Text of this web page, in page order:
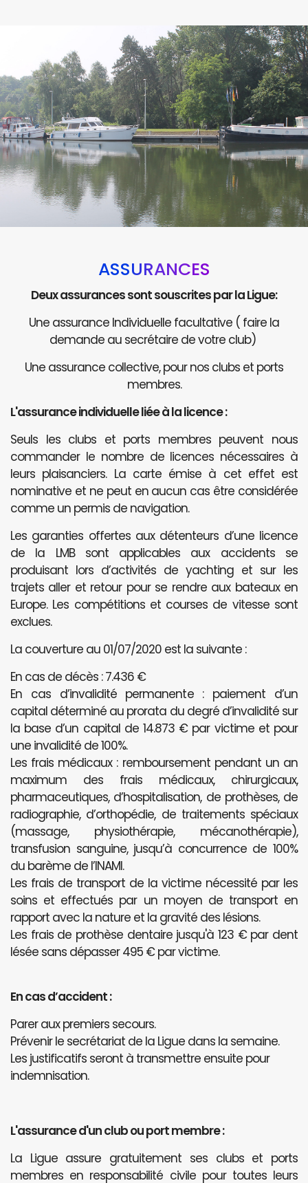
ASSURANCES
Deux assurances sont souscrites par la Ligue:
Une assurance Individuelle facultative ( faire la
demande au secrétaire de votre club)
Une assurance collective, pour nos clubs et ports
membres.
L'assurance individuelle liée à la licence :
Seuls les clubs et ports membres peuvent nous
commander le nombre de licences nécessaires à
leurs plaisanciers. La carte émise à cet effet est
nominative et ne peut en aucun cas être considérée
comme un permis de navigation.
Les garanties offertes aux détenteurs d’une licence
de la LMB sont applicables aux accidents se
produisant lors d’activités de yachting et sur les
trajets aller et retour pour se rendre aux bateaux en
Europe. Les compétitions et courses de vitesse sont
exclues.
La couverture au 01/07/2020 est la suivante :
En cas de décès : 7.436 €
En cas d’invalidité permanente : paiement d’un
capital déterminé au prorata du degré d’invalidité sur
la base d’un capital de 14.873 € par victime et pour
une invalidité de 100%.
Les frais médicaux : remboursement pendant un an
maximum des frais médicaux, chirurgicaux,
pharmaceutiques, d’hospitalisation, de prothèses, de
radiographie, d’orthopédie, de traitements spéciaux
(massage, physiothérapie, mécanothérapie),
transfusion sanguine, jusqu’à concurrence de 100%
du barème de l’INAMI.
Les frais de transport de la victime nécessité par les
soins et effectués par un moyen de transport en
rapport avec la nature et la gravité des lésions.
Les frais de prothèse dentaire jusqu'à 123 € par dent
lésée sans dépasser 495 € par victime.
En cas d’accident :
Parer aux premiers secours.
Prévenir le secrétariat de la Ligue dans la semaine.
Les justificatifs seront à transmettre ensuite pour
indemnisation.
L'assurance d'un club ou port membre :
La Ligue assure gratuitement ses clubs et ports
membres en responsabilité civile pour toutes leurs